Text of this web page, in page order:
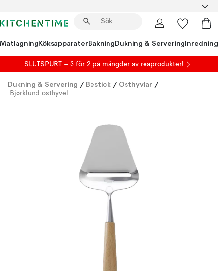
MatlagningKöksapparaterBakningDukning & ServeringInredning
SLUTSPURT – 3 för 2 på mängder av reaprodukter!
Dukning & Servering / Bestick / Osthyvlar /
Bjørklund osthyvel